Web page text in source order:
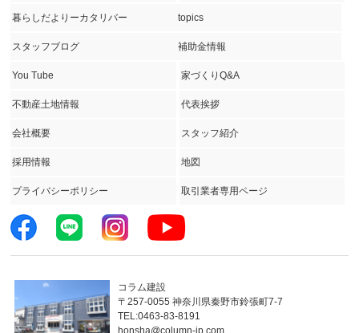
暮らしだよりーカタリバー topics
スタッフブログ 補助金情報
You Tube 家づくりQ&A
不動産土地情報 代表挨拶
会社概要 スタッフ紹介
採用情報 地図
プライバシーポリシー 取引業者専用ページ
コラム建設
〒257-0055 神奈川県秦野市鈴張町7-7
TEL:0463-83-8191
honsha@column-jp.com